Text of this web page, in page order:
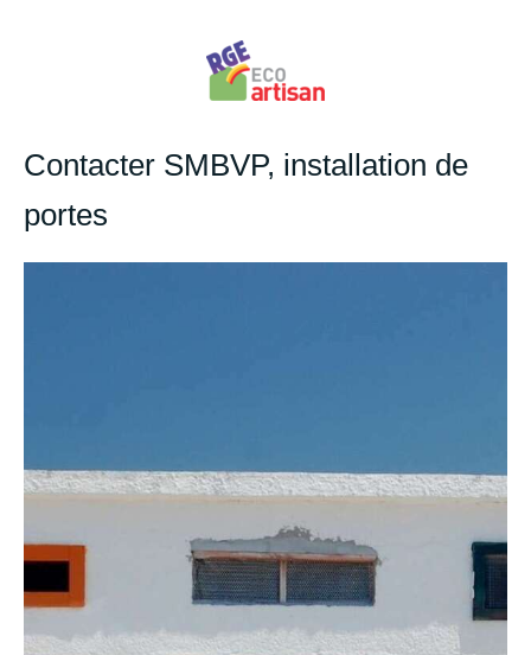
Contacter SMBVP, installation de
portes